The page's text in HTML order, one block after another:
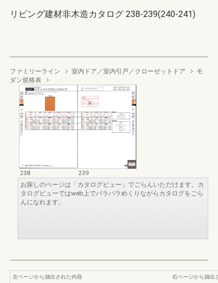
リビング建材非木造カタログ 238-239(240-241)
ファミリーライン 室内ドア／室内引戸／クローゼットドア
モ
ダン規格表
238
239
お探しのページは「カタログビュー」でごらんいただけます。カ
タログビューではweb上でパラパラめくりながらカタログをごら
んになれます。
左ページから抽出された内容
右ページから抽出